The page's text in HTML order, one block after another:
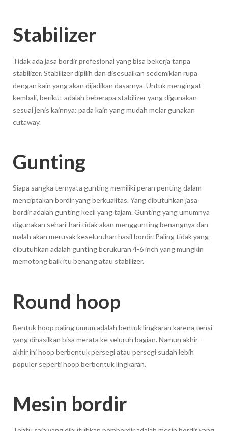
Stabilizer
Tidak ada jasa bordir profesional yang bisa bekerja tanpa
stabilizer. Stabilizer dipilih dan disesuaikan sedemikian rupa
dengan kain yang akan dijadikan dasarnya. Untuk mengingat
kembali, berikut adalah beberapa stabilizer yang digunakan
sesuai jenis kainnya: pada kain yang mudah melar gunakan
cutaway.
Gunting
Siapa sangka ternyata gunting memiliki peran penting dalam
menciptakan bordir yang berkualitas. Yang dibutuhkan jasa
bordir adalah gunting kecil yang tajam. Gunting yang umumnya
digunakan sehari-hari tidak akan menggunting benangnya dan
malah akan merusak keseluruhan hasil bordir. Paling tidak yang
dibutuhkan adalah gunting berukuran 4-6 inch yang mungkin
memotong baik itu benang atau stabilizer.
Round hoop
Bentuk hoop paling umum adalah bentuk lingkaran karena tensi
yang dihasilkan bisa merata ke seluruh bagian. Namun akhir-
akhir ini hoop berbentuk persegi atau persegi sudah lebih
populer seperti hoop berbentuk lingkaran.
Mesin bordir